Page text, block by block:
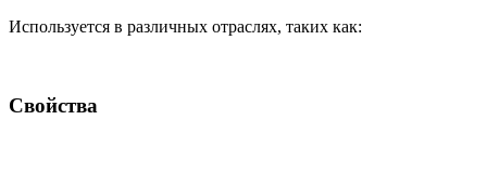
Используется в различных отраслях, таких как:
Свойства